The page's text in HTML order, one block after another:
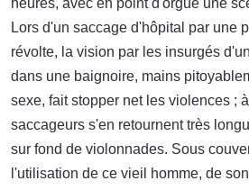
heures, avec en point d'orgue une
Lors d'un saccage d'hôpital par une
révolte, la vision par les insurgés
dans une baignoire, mains
sexe, fait stopper net les violences ;
saccageurs s'en retournent très
sur fond de violonnades. Sous
l'utilisation de ce vieil homme, de